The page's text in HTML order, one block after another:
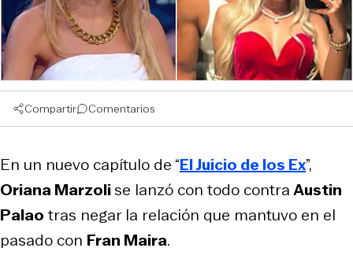
Compartir Comentarios
En un nuevo capítulo de “El Juicio de los Ex”,
Oriana Marzolise lanzó con todo contraAustin
Palaotras negar la relación que mantuvo en el
pasado con Fran Maira.